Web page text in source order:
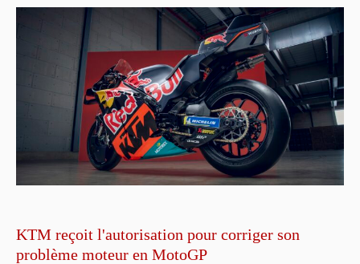
KTM reçoit l'autorisation pour corriger son
problème moteur en MotoGP